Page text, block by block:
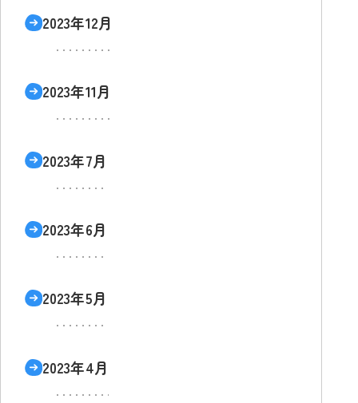
2023年12月
2023年11月
2023年7月
2023年6月
2023年5月
2023年4月